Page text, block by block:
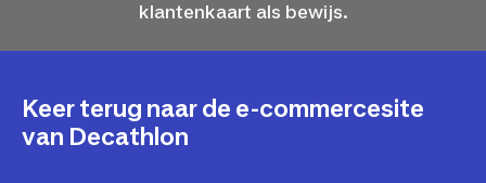
klantenkaart als bewijs.
Keer terug naar de e-commercesite
van Decathlon